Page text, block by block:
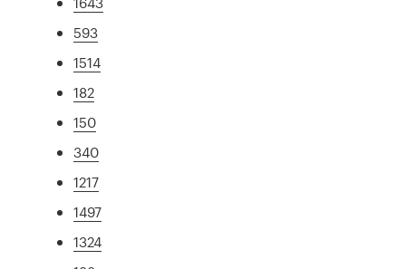
593
1514
182
150
340
1217
1497
1324